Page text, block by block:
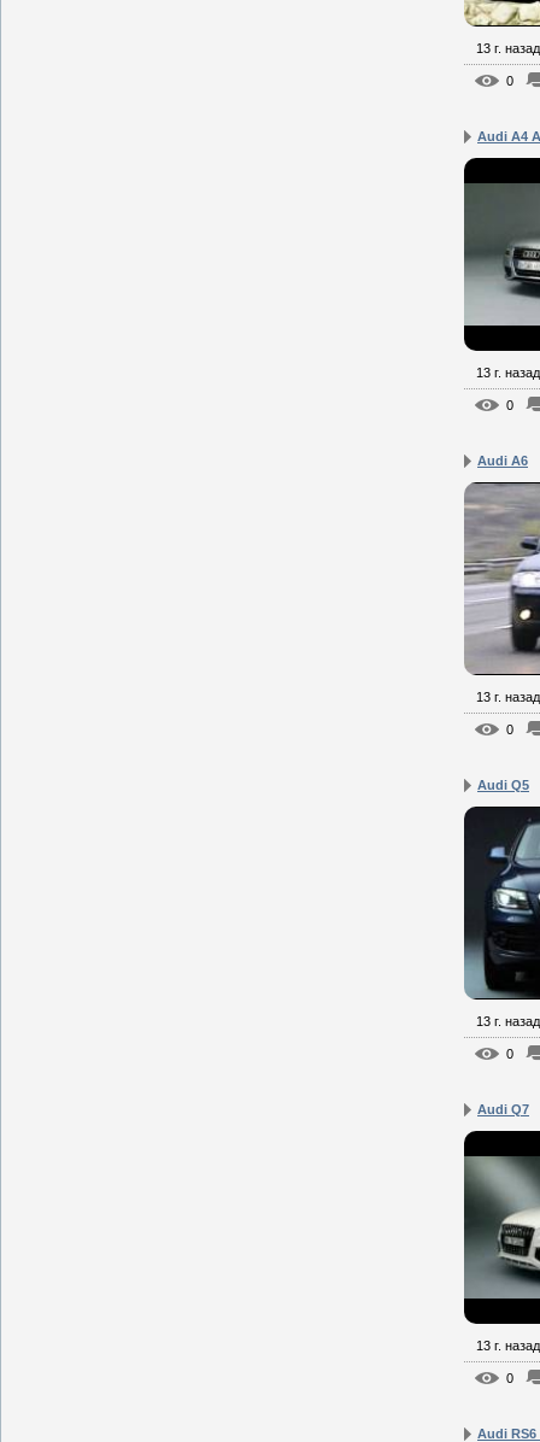
13 г. назад
0
Audi A4
13 г. назад
0
Audi A6
13 г. назад
0
Audi Q5
13 г. назад
0
Audi Q7
13 г. назад
0
Audi RS6